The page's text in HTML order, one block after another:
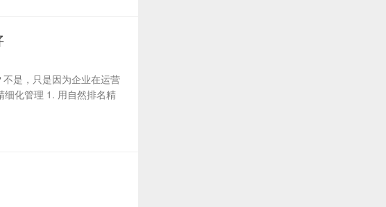
是，只是因为企业在运营
细化管理 1. 用自然排名精